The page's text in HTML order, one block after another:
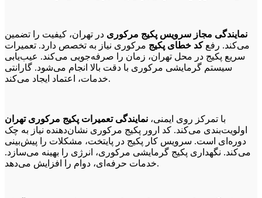
نمایندگی مجاز سرویس پکیج مرکوری در تهران، کیفیت را تضمین
می‌کند. رفعکد خطای پکیج مرکوری نیاز به تخصص دارد. تعمیرات
سریع پکیج در محل تهران، زمان را صرفه‌جویی می‌کند. عیب‌یابی
سیستم گرمایشی مرکوری با دقت بالا انجام می‌شود. گارانتی
خدمات، اعتماد ایجاد می‌کند.
با تمرکز روی ایمنی، نمایندگی تعمیرات پکیج مرکوری تهران
اولویت‌بندی می‌کند. کد ارور پکیج مرکوری نشان‌دهنده نیاز به چک
دوره‌ای است. سرویس کار پکیج در پایتخت، مشکلات را پیش‌بینی
می‌کند. نگهداری پکیج گرمایشی مرکوری، انرژی را بهینه می‌سازد.
خدمات حرفه‌ای، دوام را افزایش می‌دهد.